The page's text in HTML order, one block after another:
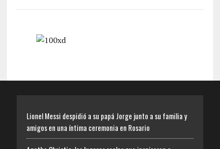
Lionel Messi despidió a su papá Jorge junto a su familia y
amigos en una íntima ceremonia en Rosario